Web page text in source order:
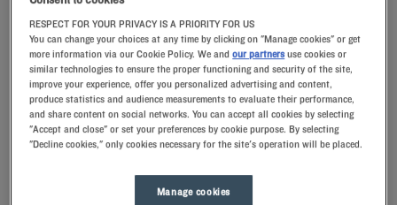
Enamórese de la magnífica ciudad, de sus gentes y de su Fiesta de las
Luces gracias a la perfecta ubicación de los Hoteles Kyriad en Les
Ponts-de-Cé
Permítase un capricho y pruebe nuestros hoteles Kyriad en
RESPECT FOR YOUR PRIVACY IS A PRIORITY FOR US
You can change your choices at any time by clicking on "Manage cookies" or get
more information via our Cookie Policy. We andour partners use cookies or
similar technologies to ensure the proper functioning and security of the site,
improve your experience, offer you personalized advertising and content,
produce statistics and audience measurements to evaluate their performance,
and share content on social networks. You can accept all cookies by selecting
"Accept and close" or set your preferences by cookie purpose. By selecting
"Decline cookies," only cookies necessary for the site's operation will be placed.
Manage cookies